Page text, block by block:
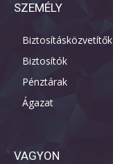
SZEMÉLY
Biztosításközvetítők
Biztosítók
Pénztárak
Ágazat
VAGYON